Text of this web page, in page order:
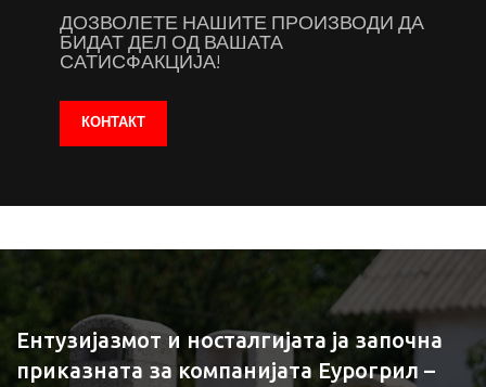
ДОЗВОЛЕТЕ НАШИТЕ ПРОИЗВОДИ ДА
БИДАТ ДЕЛ ОД ВАШАТА
САТИСФАКЦИЈА!
КОНТАКТ
Ентузијазмот и носталгијата ја започна
приказната за компанијата Еурогрил –